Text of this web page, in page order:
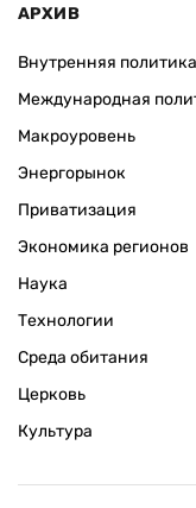
АРХИВ
Внутренняя политика
Международная
Макроуровень
Энергорынок
Приватизация
Экономика регионов
Наука
Технологии
Среда обитания
Церковь
Культура